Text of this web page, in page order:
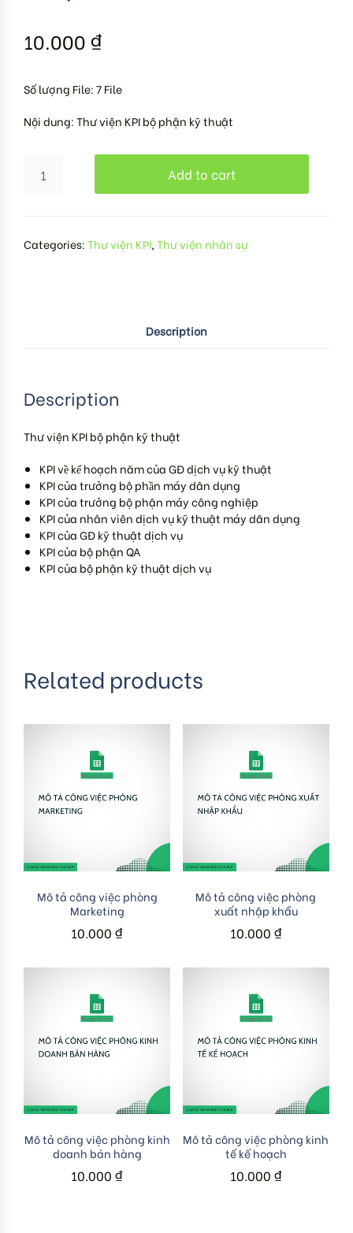
10.000 ₫
Số lượng File: 7 File
Nội dung: Thư viện KPI bộ phận kỹ thuật
Add to cart
Categories:Thư viện KPI,Thư viện nhân sự
Description
Description
Thư viện KPI bộ phận kỹ thuật
KPI về kế hoạch năm của GĐ dịch vụ kỹ thuật
KPI của trưởng bộ phần máy dân dụng
KPI của trưởng bộ phận máy công nghiệp
KPI của nhân viên dịch vụ kỹ thuật máy dân dụng
KPI của GĐ kỹ thuật dịch vụ
KPI của bộ phận QA
KPI của bộ phận kỹ thuật dịch vụ
Related products
Add to cart
Mô tả công việc phòng
Marketing
10.000₫
Add to cart
Mô tả công việc phòng
xuất nhập khẩu
10.000 ₫
Add to cart
Mô tả công việc phòng kinh
doanh bán hàng
10.000₫
Add to cart
Mô tả công việc phòng kinh
tế kế hoạch
10.000 ₫